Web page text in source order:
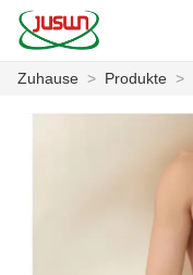
中文 Deutsch
Zuhause > Produkte >